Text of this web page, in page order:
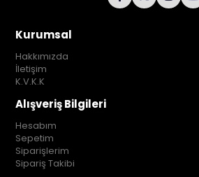
Kurumsal
Hakkımızda
İletişim
K.V.K.K
Alışveriş Bilgileri
Hesabım
Sepetim
Siparişlerim
Sipariş Takibi